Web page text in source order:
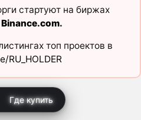
стартуют на биржах
Binance.com.
топ проектов в
RU_HOLDER
Где купить